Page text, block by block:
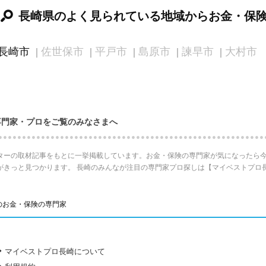
長崎県のよく見られている地域からお金・保
崎市 佐世保市 平戸市 島原市 諫早市 大村市
家・プロをご覧のみなさまへ
の取材記事をもとに一挙掲載しています。お金・保険の専門家が気になったら
っと見つかります。 長崎のみんなが注目の専門家プロ探しは【マイベストプロ
お金・保険の専門家
マイベストプロ長崎について